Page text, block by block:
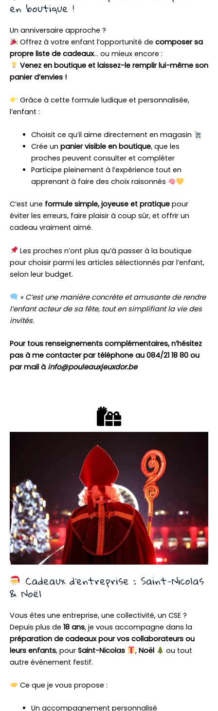
en boutique !
Un anniversaire approche ?
Offrez à votre enfant l’opportunité de composer sa
propre liste de cadeaux… ou mieux encore :
Venez en boutique et laissez-le remplir lui-même son
panier d’envies !
Grâce à cette formule ludique et personnalisée,
l’enfant :
Choisit ce qu’il aime directement en magasin
Crée un panier visible en boutique, que les
proches peuvent consulter et compléter
Participe pleinement à l’expérience tout en
apprenant à faire des choix raisonnés
C’est une formule simple, joyeuse et pratique pour
éviter les erreurs, faire plaisir à coup sûr, et offrir un
cadeau vraiment aimé.
Les proches n’ont plus qu’à passer à la boutique
pour choisir parmi les articles sélectionnés par l’enfant,
selon leur budget.
« C’est une manière concrète et amusante de rendre
l’enfant acteur de sa fête, tout en simplifiant la vie des
invités.
Pour tous renseignements complémentaires, n’hésitez
pas à me contacter par téléphone au 084/21 18 80 ou
par mail à info@pouleauxjeuxdor.be
Cadeaux d’entreprise : Saint-Nicolas
& Noël
Vous êtes une entreprise, une collectivité, un CSE ?
Depuis plus de 18 ans, je vous accompagne dans la
préparation de cadeaux pour vos collaborateurs ou
leurs enfants, pour Saint-Nicolas , Noël
ou tout
autre événement festif.
Ce que je vous propose :
Un accompagnement personnalisé